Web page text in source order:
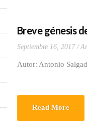
Breve génesis
Septiembre 16, 2017
Autor: Antonio
Read More